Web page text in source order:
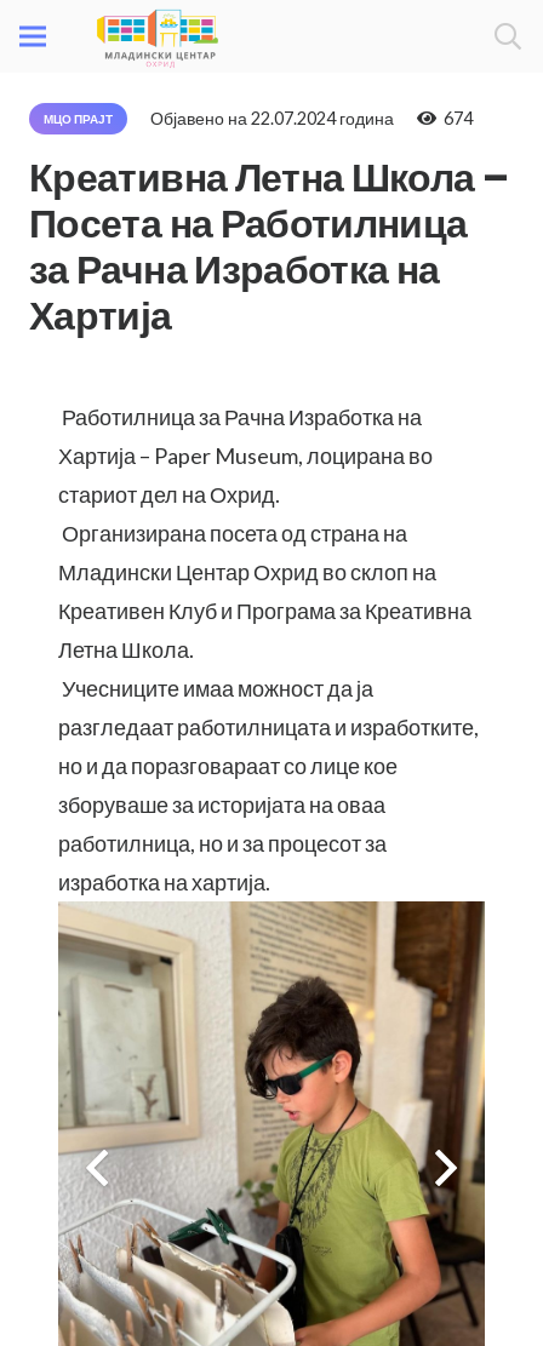
МЦО ПРАЈТ Објавено на22.07.2024 година 674
Креативна Летна Школа –
Посета на Работилница
за Рачна Изработка на
Хартија
Работилница за Рачна Изработка на
Хартија – Paper Museum, лоцирана во
стариот дел на Охрид.
Организирана посета од страна на
Младински Центар Охрид во склоп на
Креативен Клуб и Програма за Креативна
Летна Школа.
Учесниците имаа можност да ја
разгледаат работилницата и изработките,
но и да поразговараат со лице кое
зборуваше за историјата на оваа
работилница, но и за процесот за
изработка на хартија.